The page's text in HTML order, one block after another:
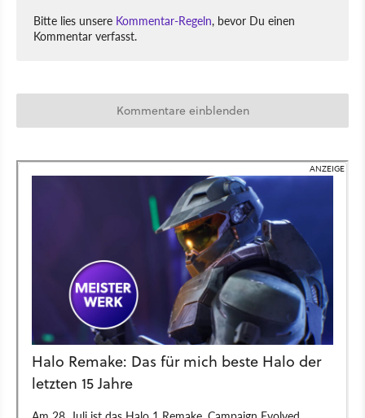
Bitte lies unsere Kommentar-Regeln, bevor Du einen
Kommentar verfasst.
Kommentare einblenden